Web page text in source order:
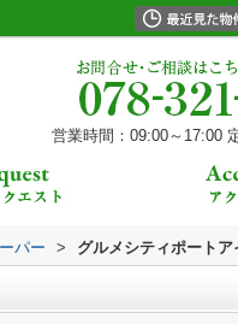
営業時間：09:00～17:00
パー > グルメシティポートア